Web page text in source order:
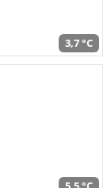
3,7 °C